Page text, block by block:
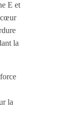
E et
cœur
la
la